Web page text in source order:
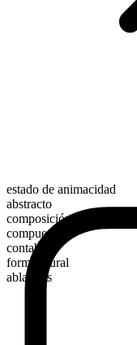
estado de animacidad
abstracto
composición morfológica
compuesto
contable
forma plural
ablations